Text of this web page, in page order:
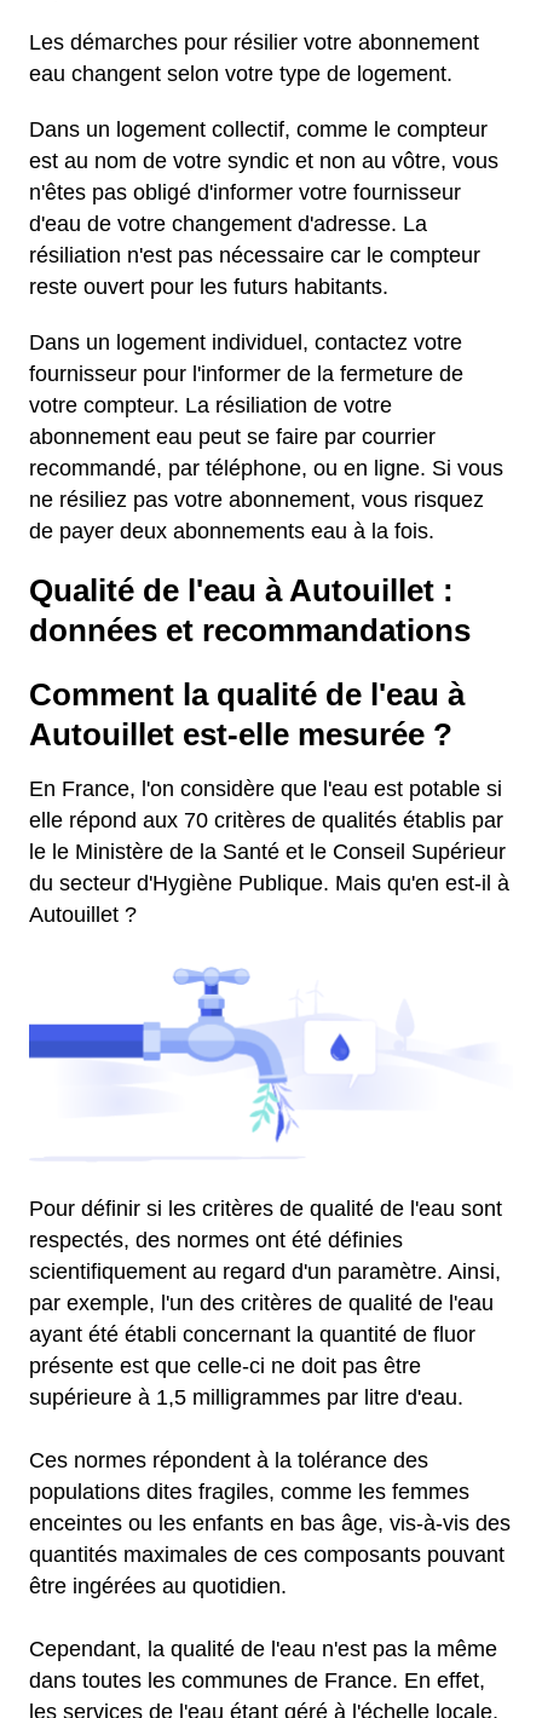
Les démarches pour résilier votre abonnement
eau changent selon votre type de logement.
Dans un logement collectif, comme le compteur
est au nom de votre syndic et non au vôtre, vous
n'êtes pas obligé d'informer votre fournisseur
d'eau de votre changement d'adresse. La
résiliation n'est pas nécessaire car le compteur
reste ouvert pour les futurs habitants.
Dans un logement individuel, contactez votre
fournisseur pour l'informer de la fermeture de
votre compteur. La résiliation de votre
abonnement eau peut se faire par courrier
recommandé, par téléphone, ou en ligne. Si vous
ne résiliez pas votre abonnement, vous risquez
de payer deux abonnements eau à la fois.
Qualité de l'eau à Autouillet :
données et recommandations
Comment la qualité de l'eau à
Autouillet est-elle mesurée ?
En France, l'on considère que l'eau est potable si
elle répond aux 70 critères de qualités établis par
le le Ministère de la Santé et le Conseil Supérieur
du secteur d'Hygiène Publique. Mais qu'en est-il à
Autouillet ?
Pour définir si les critères de qualité de l'eau sont
respectés, des normes ont été définies
scientifiquement au regard d'un paramètre. Ainsi,
par exemple, l'un des critères de qualité de l'eau
ayant été établi concernant la quantité de fluor
présente est que celle-ci ne doit pas être
supérieure à 1,5 milligrammes par litre d'eau.
Ces normes répondent à la tolérance des
populations dites fragiles, comme les femmes
enceintes ou les enfants en bas âge, vis-à-vis des
quantités maximales de ces composants pouvant
être ingérées au quotidien.
Cependant, la qualité de l'eau n'est pas la même
dans toutes les communes de France. En effet,
les services de l'eau étant géré à l'échelle locale,